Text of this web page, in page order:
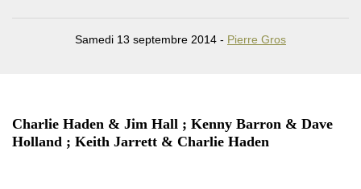
Samedi 13 septembre 2014 - Pierre Gros
Charlie Haden & Jim Hall ; Kenny Barron & Dave
Holland ; Keith Jarrett & Charlie Haden